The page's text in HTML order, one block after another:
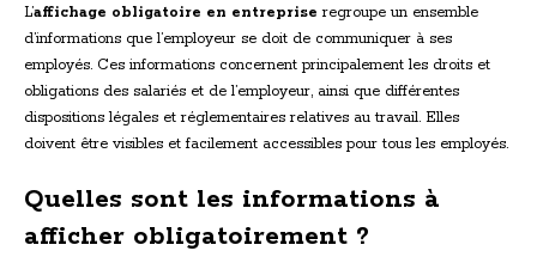
L’affichage obligatoire en entreprise regroupe un ensemble
d’informations que l’employeur se doit de communiquer à ses
employés. Ces informations concernent principalement les droits et
obligations des salariés et de l’employeur, ainsi que différentes
dispositions légales et réglementaires relatives au travail. Elles
doivent être visibles et facilement accessibles pour tous les employés.
Quelles sont les informations à
afficher obligatoirement ?